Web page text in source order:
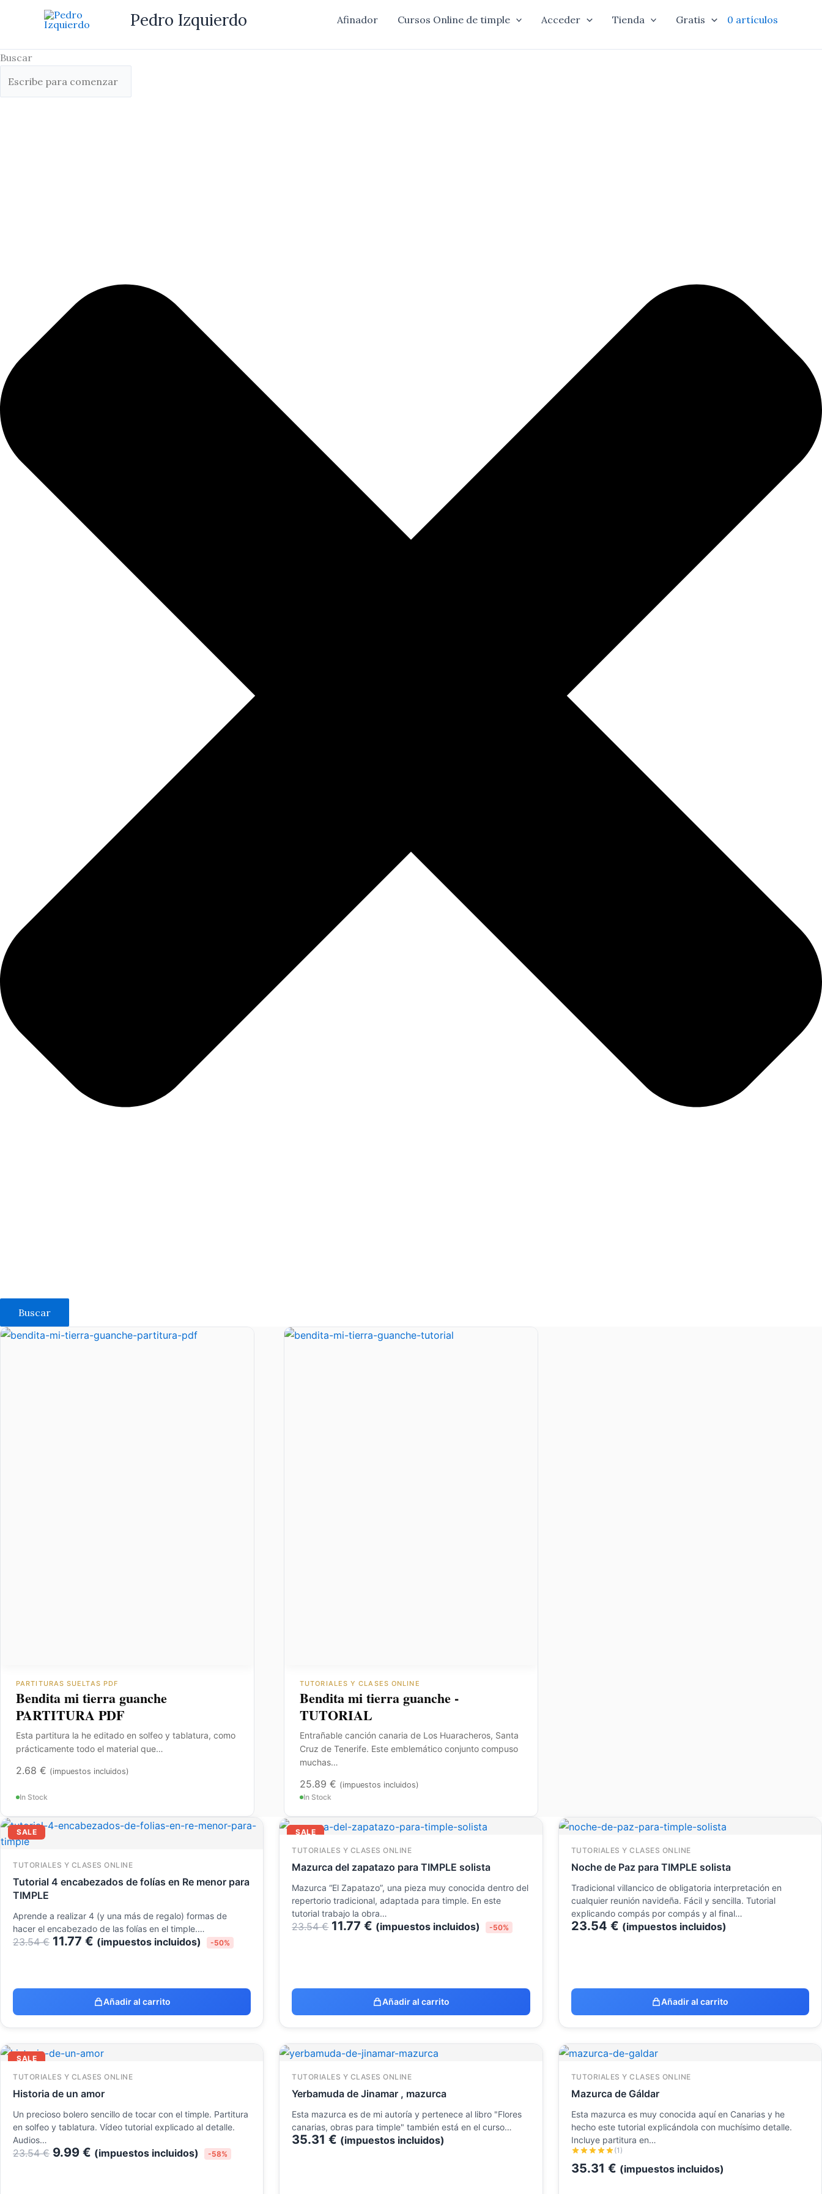
Pedro Izquierdo Afinador Cursos Online de timple Acceder Tienda Gratis 0 artículos
Buscar
Buscar
PARTITURAS SUELTAS PDF
Bendita mi tierra guanche
PARTITURA PDF
Esta partitura la he editado en solfeo y tablatura, como
prácticamente todo el material que…
2.68 € (impuestos incluidos)
In Stock
TUTORIALES Y CLASES ONLINE
Bendita mi tierra guanche -
TUTORIAL
Entrañable canción canaria de Los Huaracheros, Santa
Cruz de Tenerife. Este emblemático conjunto compuso
muchas…
25.89 € (impuestos incluidos)
In Stock
SALE
TUTORIALES Y CLASES ONLINE
Tutorial 4 encabezados de folías en Re menor para
TIMPLE
Aprende a realizar 4 (y una más de regalo) formas de
hacer el encabezado de las folías en el timple.…
23.54€
El
era:
23.54 €.
11.77 €
El
es:
11.77 €.
(impuestos incluidos) -50%
Añadir al carrito
SALE
TUTORIALES Y CLASES ONLINE
Mazurca del zapatazo para TIMPLE solista
Mazurca “El Zapatazo”, una pieza muy conocida dentro del
repertorio tradicional, adaptada para timple. En este
tutorial trabajo la obra…
23.54€
El
precio
original
era:
23.54 €.
11.77€
El
precio
actual
11.77 €.
(impuestos incluidos) -50%
Añadir al carrito
TUTORIALES Y CLASES ONLINE
Noche de Paz para TIMPLE solista
Tradicional villancico de obligatoria interpretación en
cualquier reunión navideña. Fácil y sencilla. Tutorial
explicando compás por compás y al final…
23.54 € (impuestos incluidos)
Añadir al carrito
SALE
TUTORIALES Y CLASES ONLINE
Historia de un amor
Un precioso bolero sencillo de tocar con el timple. Partitura
en solfeo y tablatura. Vídeo tutorial explicado al detalle.
Audios…
23.54€
El
precio
original
era:
23.54 €.
9.99 €
El
precio
actual
9.99 €.
(impuestos incluidos) -58%
TUTORIALES Y CLASES ONLINE
Yerbamuda de Jinamar , mazurca
Esta mazurca es de mi autoría y pertenece al libro "Flores
canarias, obras para timple" también está en el curso…
35.31€ (impuestos incluidos)
TUTORIALES Y CLASES ONLINE
Mazurca de Gáldar
Esta mazurca es muy conocida aquí en Canarias y he
hecho este tutorial explicándola con muchísimo detalle.
Incluye partitura en…
(1)
35.31 € (impuestos incluidos)